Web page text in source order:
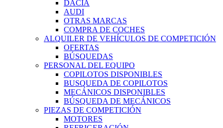
DACIA
AUDI
OTRAS MARCAS
COMPRA DE COCHES
ALQUILER DE VEHÍCULOS DE COMPETICIÓN
OFERTAS
BÚSQUEDAS
PERSONAL DEL EQUIPO
COPILOTOS DISPONIBLES
BUSQUEDA DE COPILOTOS
MECÁNICOS DISPONIBLES
BÚSQUEDA DE MECÁNICOS
PIEZAS DE COMPETICIÓN
MOTORES